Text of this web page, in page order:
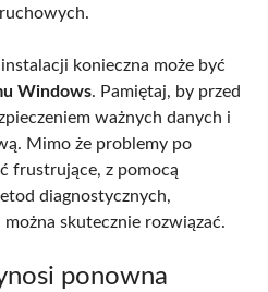
konieczna może być
Windows. Pamiętaj, by przed
ważnych danych i
Mimo że problemy po
frustrujące, z pomocą
diagnostycznych,
skutecznie rozwiązać.
ponowna